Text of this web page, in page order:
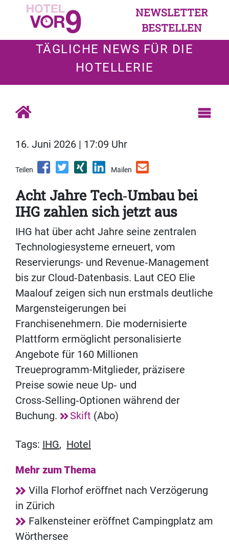
NEWSLETTER
BESTELLEN
TÄGLICHE NEWS FÜR DIE
HOTELLERIE
16. Juni 2026 | 17:09 Uhr
Teilen Mailen
Acht Jahre Tech‑Umbau bei
IHG zahlen sich jetzt aus
IHG hat über acht Jahre seine zentralen
Technologiesysteme erneuert, vom
Reservierungs- und Revenue‑Management
bis zur Cloud‑Datenbasis. Laut CEO Elie
Maalouf zeigen sich nun erstmals deutliche
Margensteigerungen bei
Franchisenehmern. Die modernisierte
Plattform ermöglicht personalisierte
Angebote für 160 Millionen
Treueprogramm-Mitglieder, präzisere
Preise sowie neue Up‑ und
Cross‑Selling‑Optionen während der
Buchung.
Skift (Abo)
Tags: IHG, Hotel
Mehr zum Thema
Villa Florhof eröffnet nach Verzögerung
in Zürich
Falkensteiner eröffnet Campingplatz am
Wörthersee